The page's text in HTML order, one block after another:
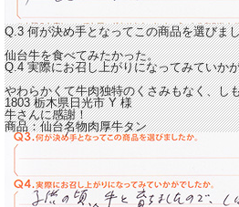
Q.3 何が決め手となってこの商品を選びま
仙台牛を食べてみたかった。
Q.4 実際にお召し上がりになってみていか
やわらかくて牛肉独特のくさみもなく、し
1803 栃木県日光市Y様
牛さんに感謝！
商品：仙台名物肉厚牛タン